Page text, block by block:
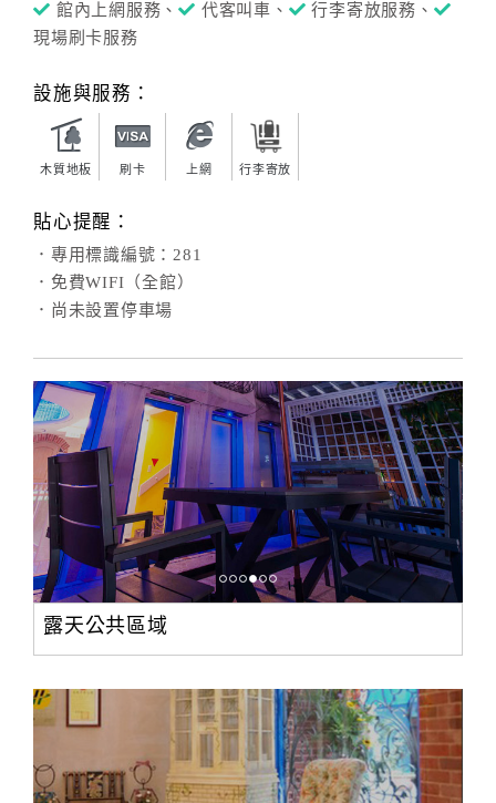
館內上網服務、 代客叫車、
行李寄放服務、
現場刷卡服務
設施與服務：
木質地板 刷卡 上網 行李寄放
貼心提醒：
．專用標識編號：281
．免費WIFI（全館）
．尚未設置停車場
露天公共區域